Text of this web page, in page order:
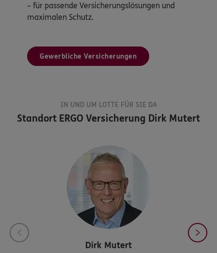
– für passende Versicherungslösungen und
maximalen Schutz.
Gewerbliche Versicherungen
IN UND UM LOTTE FÜR SIE DA
Standort ERGO Versicherung Dirk Mutert
Dirk Mutert